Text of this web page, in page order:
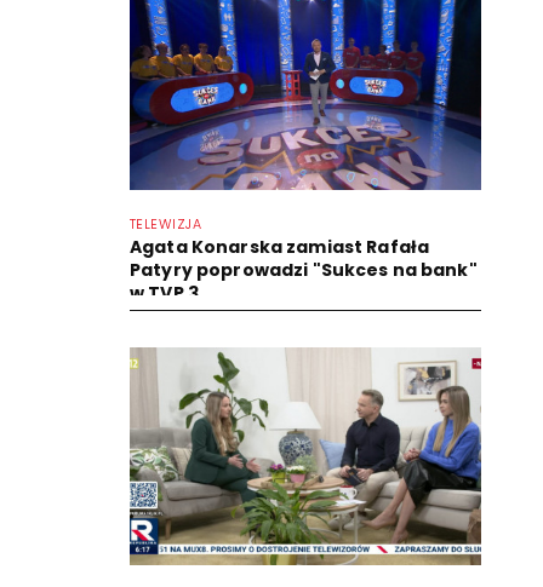
TELEWIZJA
Agata Konarska zamiast Rafała
Patyry poprowadzi "Sukces na bank"
w TVP 3